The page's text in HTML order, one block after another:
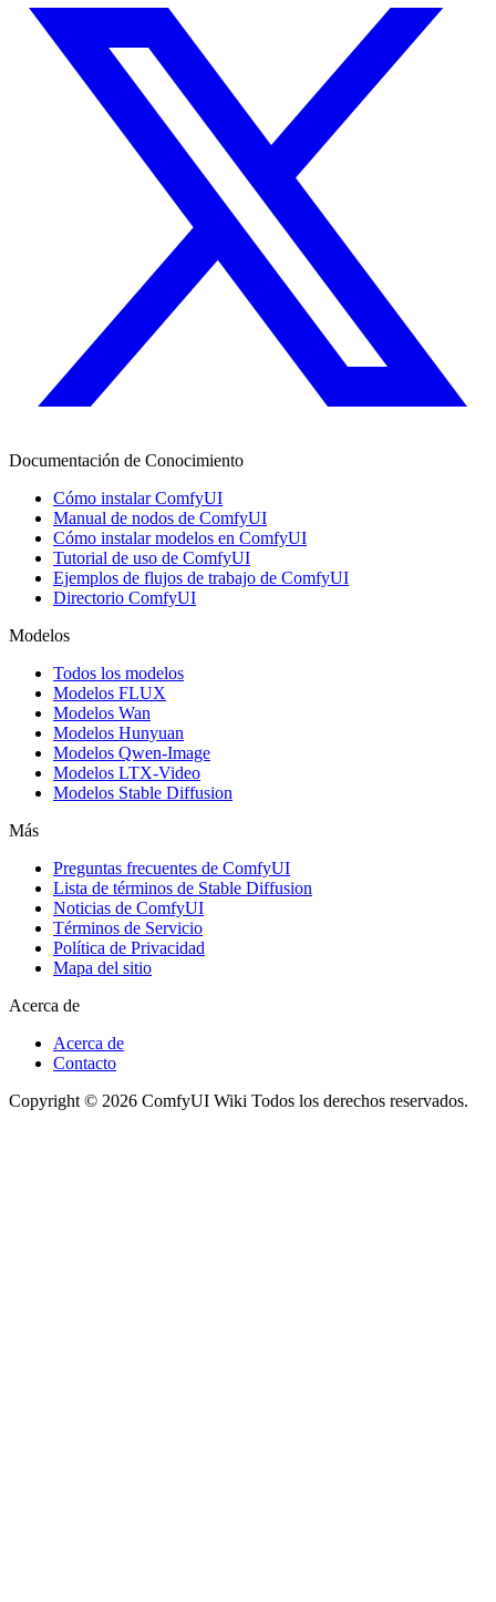
Documentación de Conocimiento
Cómo instalar ComfyUI
Manual de nodos de ComfyUI
Cómo instalar modelos en ComfyUI
Tutorial de uso de ComfyUI
Ejemplos de flujos de trabajo de ComfyUI
Directorio ComfyUI
Modelos
Todos los modelos
Modelos FLUX
Modelos Wan
Modelos Hunyuan
Modelos Qwen-Image
Modelos LTX-Video
Modelos Stable Diffusion
Más
Preguntas frecuentes de ComfyUI
Lista de términos de Stable Diffusion
Noticias de ComfyUI
Términos de Servicio
Política de Privacidad
Mapa del sitio
Acerca de
Acerca de
Contacto
Copyright © 2026 ComfyUI Wiki Todos los derechos reservados.